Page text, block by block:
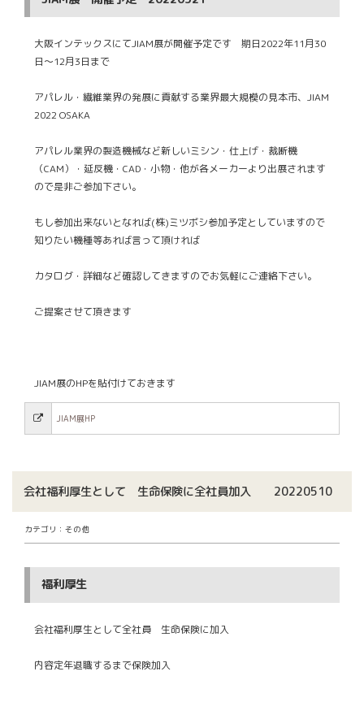
大阪インテックスにてJIAM展が開催予定です 期日2022年11月30
日～12月3日まで
アパレル・繊維業界の発展に貢献する業界最大規模の見本市、JIAM
2022 OSAKA
アパレル業界の製造機械など新しいミシン・仕上げ・裁断機
（CAM）・延反機・CAD・小物・他が各メーカーより出展されます
ので是非ご参加下さい。
もし参加出来ないとなれば(株)ミツボシ参加予定としていますので
知りたい機種等あれば言って頂ければ
カタログ・詳細など確認してきますのでお気軽にご連絡下さい。
ご提案させて頂きます
JIAM展のHPを貼付けておきます
JIAM展HP
会社福利厚生として 生命保険に全社員加入 20220510
カテゴリ：その他
福利厚生
会社福利厚生として全社員 生命保険に加入
内容定年退職するまで保険加入